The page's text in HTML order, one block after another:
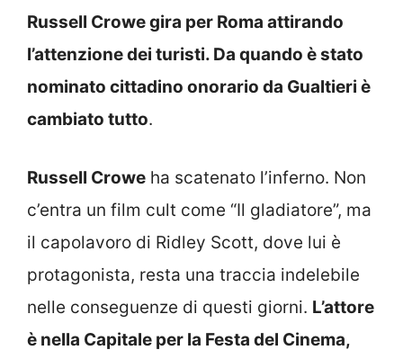
Russell Crowe gira per Roma attirando
l’attenzione dei turisti. Da quando è stato
nominato cittadino onorario da Gualtieri è
cambiato tutto.
Russell Crowe ha scatenato l’inferno. Non
c’entra un film cult come “Il gladiatore”, ma
il capolavoro di Ridley Scott, dove lui è
protagonista, resta una traccia indelebile
nelle conseguenze di questi giorni. L’attore
è nella Capitale per la Festa del Cinema,